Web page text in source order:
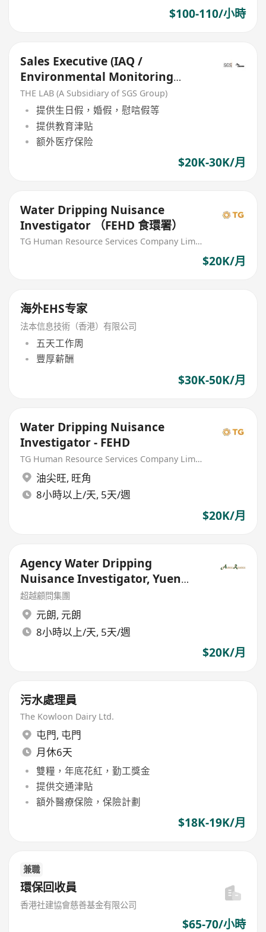
$100-110/小時
Sales Executive (IAQ /
Environmental Monitoring
Solutions / IoT)
THE LAB (A Subsidiary of SGS Group)
提供生日假，婚假，慰唁假等
提供教育津贴
额外医疗保险
$20K-30K/月
Water Dripping Nuisance
Investigator （FEHD 食環署）
TG Human Resource Services Company Limited
$20K/月
海外EHS专家
法本信息技術（香港）有限公司
五天工作周
豐厚薪酬
$30K-50K/月
Water Dripping Nuisance
Investigator - FEHD
TG Human Resource Services Company Limited
油尖旺, 旺角
8小時以上/天, 5天/週
$20K/月
Agency Water Dripping
Nuisance Investigator, Yuen
Long - Government Outsourced
超越顧問集團
元朗, 元朗
8小時以上/天, 5天/週
$20K/月
污水處理員
The Kowloon Dairy Ltd.
屯門, 屯門
月休6天
雙糧，年底花紅，勤工獎金
提供交通津貼
額外醫療保險，保險計劃
$18K-19K/月
兼職
環保回收員
香港社建協會慈善基金有限公司
$65-70/小時